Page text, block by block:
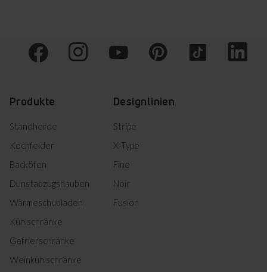
Produkte
Standherde
Kochfelder
Backöfen
Dunstabzugshauben
Wärmeschubladen
Kühlschränke
Gefrierschränke
Weinkühlschränke
Designlinien
Stripe
X-Type
Fine
Noir
Fusion